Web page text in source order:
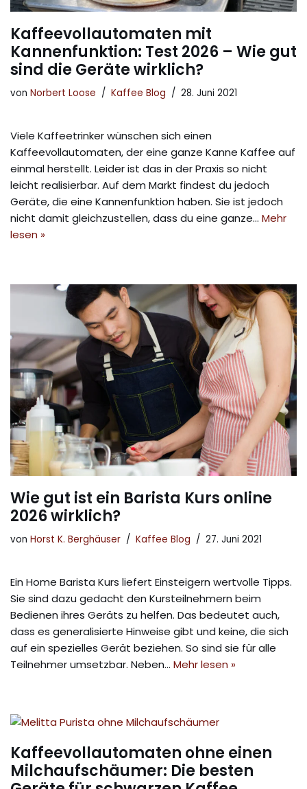
Kaffeevollautomaten mit
Kannenfunktion: Test 2026 – Wie gut
sind die Geräte wirklich?
von Norbert Loose Kaffee Blog 28. Juni 2021
Viele Kaffeetrinker wünschen sich einen
Kaffeevollautomaten, der eine ganze Kanne Kaffee auf
einmal herstellt. Leider ist das in der Praxis so nicht
leicht realisierbar. Auf dem Markt findest du jedoch
Geräte, die eine Kannenfunktion haben. Sie ist jedoch
nicht damit gleichzustellen, dass du eine ganze… Mehr
lesen »
Wie gut ist ein Barista Kurs online
2026 wirklich?
von Horst K. Berghäuser Kaffee Blog 27. Juni 2021
Ein Home Barista Kurs liefert Einsteigern wertvolle Tipps.
Sie sind dazu gedacht den Kursteilnehmern beim
Bedienen ihres Geräts zu helfen. Das bedeutet auch,
dass es generalisierte Hinweise gibt und keine, die sich
auf ein spezielles Gerät beziehen. So sind sie für alle
Teilnehmer umsetzbar. Neben… Mehr lesen »
Kaffeevollautomaten ohne einen
Milchaufschäumer: Die besten